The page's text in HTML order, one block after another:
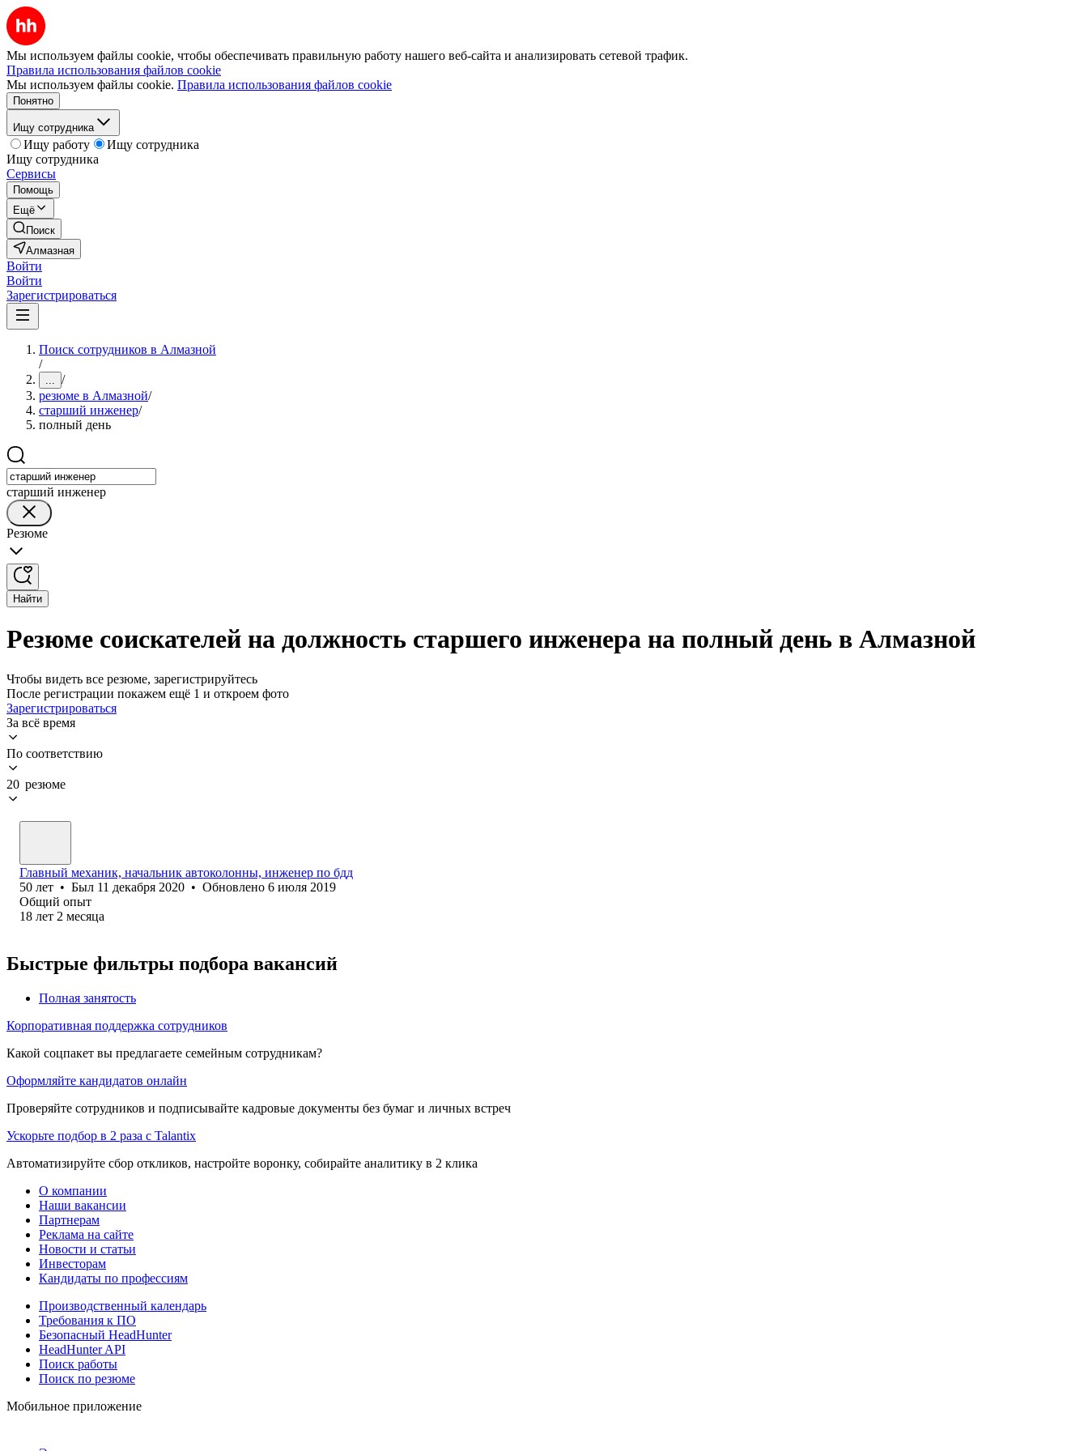
Мы используем файлы cookie, чтобы обеспечивать правильную работу нашего веб-сайта и анализировать сетевой трафик.
Правила использования файлов cookie
Мы используем файлы cookie. Правила использования файлов cookie
Понятно
Ищу сотрудника
Ищу работу
Ищу сотрудника
Ищу сотрудника
Сервисы
Помощь
Ещё
Поиск
Алмазная
Войти
Войти
Зарегистрироваться
Поиск сотрудников в Алмазной
/
... /
резюме в Алмазной/
старший инженер/
полный день
старший инженер
Резюме
Найти
Резюме соискателей на должность старшего инженера на полный день в Алмазной
Чтобы видеть все резюме, зарегистрируйтесь
После регистрации покажем ещё 1 и откроем фото
Зарегистрироваться
За всё время
По соответствию
20 резюме
Главный механик, начальник автоколонны, инженер по бдд
50 лет • Был 11 декабря 2020 • Обновлено 6 июля 2019
Общий опыт
18 лет 2 месяца
Быстрые фильтры подбора вакансий
Полная занятость
Корпоративная поддержка сотрудников
Какой соцпакет вы предлагаете семейным сотрудникам?
Оформляйте кандидатов онлайн
Проверяйте сотрудников и подписывайте кадровые документы без бумаг и личных встреч
Ускорьте подбор в 2 раза с Talantix
Автоматизируйте сбор откликов, настройте воронку, собирайте аналитику в 2 клика
О компании
Наши вакансии
Партнерам
Реклама на сайте
Новости и статьи
Инвесторам
Кандидаты по профессиям
Производственный календарь
Требования к ПО
Безопасный HeadHunter
HeadHunter API
Поиск работы
Поиск по резюме
Мобильное приложение